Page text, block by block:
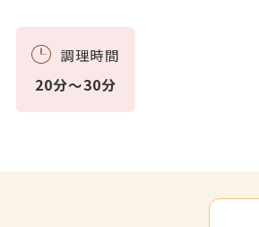
調理時間
20分～30分